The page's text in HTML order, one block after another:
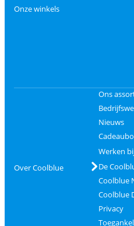
Onze winkels
Over Coolblue
Ons
Nieuws
Werken
De
Coolblue
Coolblue
Privacy